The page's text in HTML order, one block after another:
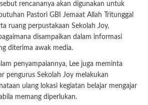
rencananya akan digunakan untuk
Pastori GBI Jemaat Allah Tritunggal
ruang perpustakaan Sekolah Joy,
disampaikan dalam informasi
diterima awak media.
penyampaiannya, Lee juga meminta
pengurus Sekolah Joy melakukan
ulang lokasi kegiatan belajar mengajar
memang diperlukan.